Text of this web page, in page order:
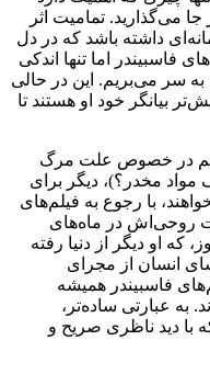
می‌گذارید. تمامیت اثر
داشته باشد که در دل
فاسبیندر اما تنها اندکی
سر می‌بریم. این در حالی
بیانگر خود او هستند تا
مبهم در خصوص علت مرگ
مخدر؟)، دیگر برای
با رجوع به فیلم‌های
روحی‌اش در ماه‌های
که او دیگر از دنیا رفته
انسان از مجرای
فاسبیندر همیشه
به عبارتی ساده‌تر،
با دید ناظری صریح و